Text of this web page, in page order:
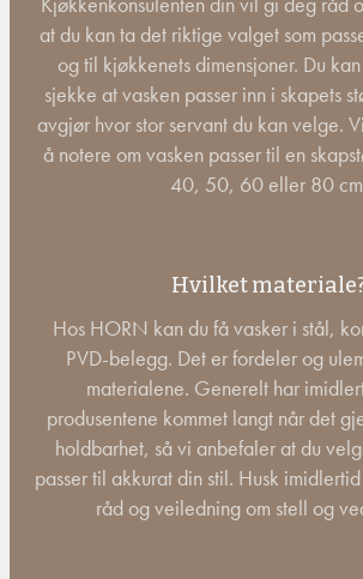
at du kan ta det riktige valget som
og til kjøkkenets dimensjoner. Du
sjekke at vasken passer inn i skapets
avgjør hvor stor servant du kan velge.
å notere om vasken passer til en
40, 50, 60 eller 80
Hvilket
Hos HORN kan du få vasker i stål,
PVD-belegg. Det er fordeler og
materialene. Generelt har
produsentene kommet langt når det
holdbarhet, så vi anbefaler at du
passer til akkurat din stil. Husk
råd og veiledning om stell og